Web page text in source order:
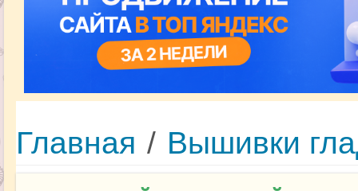
Главная / Вышивки